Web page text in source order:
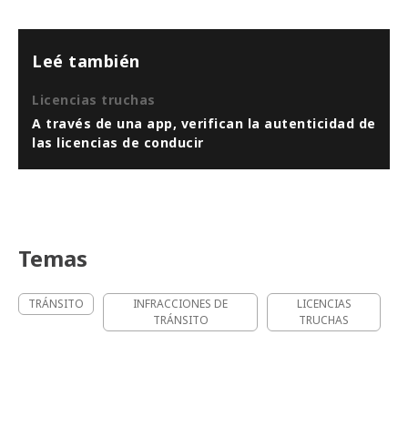
Leé también
Licencias truchas
A través de una app, verifican la autenticidad de
las licencias de conducir
Temas
TRÁNSITO
INFRACCIONES DE
TRÁNSITO
LICENCIAS
TRUCHAS